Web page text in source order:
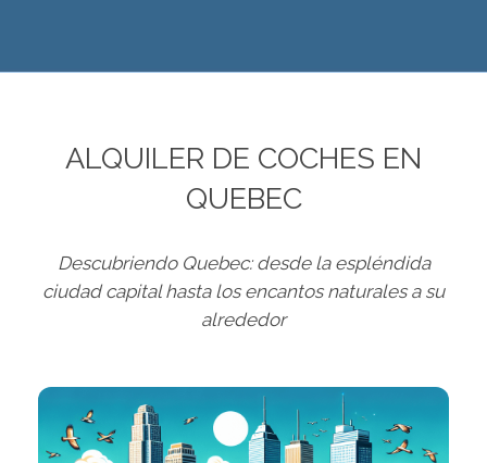
ALQUILER DE COCHES EN
QUEBEC
Descubriendo Quebec: desde la espléndida
ciudad capital hasta los encantos naturales a su
alrededor